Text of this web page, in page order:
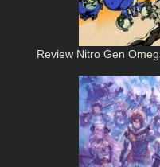
Review Nitro Gen